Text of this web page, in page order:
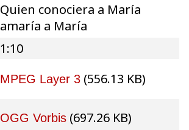
Quien conociera a María
amaría a María
1:10
MPEG Layer 3 (556.13 KB)
OGG Vorbis (697.26 KB)